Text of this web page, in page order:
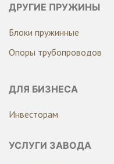
ДРУГИЕ ПРУЖИНЫ
Блоки пружинные
Опоры трубопроводов
ДЛЯ БИЗНЕСА
Инвесторам
УСЛУГИ ЗАВОДА